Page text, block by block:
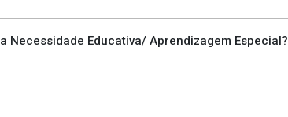
Necessidade Educativa/ Aprendizagem Especial?